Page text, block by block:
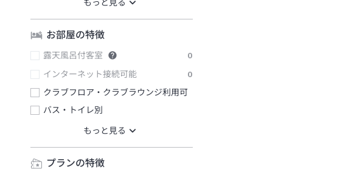
お部屋の特徴
露天風呂付客室
0
インターネット接続可能
0
クラブフロア・クラブラウンジ利用可
バス・トイレ別
プランの特徴